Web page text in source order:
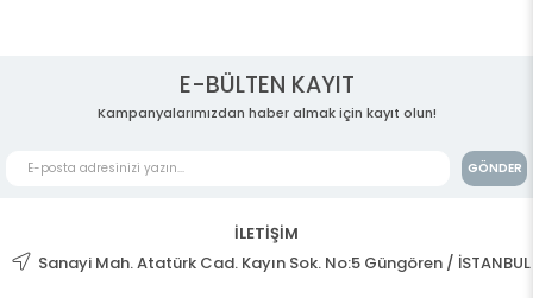
E-BÜLTEN KAYIT
Kampanyalarımızdan haber almak için kayıt olun!
GÖNDER
İLETİŞİM
Sanayi Mah. Atatürk Cad. Kayın Sok. No:5 Güngören / İSTANBUL